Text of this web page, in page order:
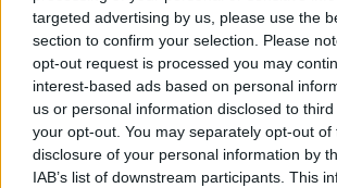
targeted advertising by us, please use the
section to confirm your selection. Please
opt-out request is processed you may
interest-based ads based on personal
us or personal information disclosed to
your opt-out. You may separately opt-out of
disclosure of your personal information by
IAB’s list of downstream participants. This